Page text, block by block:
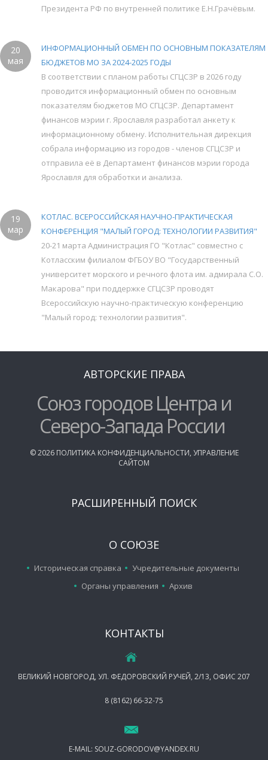
Президента РФ по внутренней политике Е.Н.Грачёвым.
20
мая
ИНФОРМАЦИОННЫЙ ОБМЕН ПО ОСНОВНЫМ ПОКАЗАТЕЛЯМ
БЮДЖЕТОВ МО ЗА 2024-2025 ГОДЫ
В соответствии с планом работы СГЦСЗР в 2026 году
проводится информационный обмен по основным
показателям бюджетов МО СГЦСЗР. Департамент
финансов мэрии г. Ярославля разработал анкету к
информационному обмену. Исполнительная дирекция
собрала информацию из городов - членов СГЦСЗР и
отправила её в Департамент финансов мэрии города
Ярославля для обработки и анализа.
19
мар
КОТЛАС. ВСЕРОССИЙСКАЯ НАУЧНО-ПРАКТИЧЕСКАЯ
КОНФЕРЕНЦИЯ "МАЛЫЙ ГОРОД: ТЕХНОЛОГИИ РАЗВИТИЯ"
20-21 марта Администрация ГО "Котлас" совместно с
Котласским филиалом ФГБОУ ВО "Государственный
университет морского и речного флота им. адмирала С.О.
Макарова" при поддержке СГЦСЗР проводят
Всероссийскую научно-практическую конференцию
"Малый город: технологии развития".
АВТОРСКИЕ ПРАВА
Союз городов Центра и
Северо-Запада России
©2026 ПОЛИТИКА КОНФИДЕНЦИАЛЬНОСТИ, УПРАВЛЕНИЕ
САЙТОМ
РАСШИРЕННЫЙ ПОИСК
О СОЮЗЕ
Историческая справка
Учредительные документы
Органы управления
Архив
КОНТАКТЫ
ВЕЛИКИЙ НОВГОРОД, УЛ. ФЕДОРОВСКИЙ РУЧЕЙ, 2/13, ОФИС 207
8 (8162) 66-32-75
E-MAIL: SOUZ-GORODOV@YANDEX.RU